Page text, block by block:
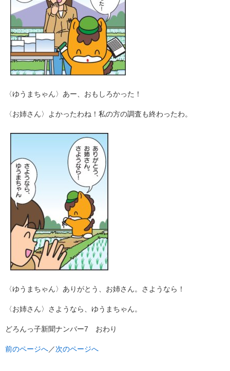
〈ゆうまちゃん〉あー、おもしろかった！
〈お姉さん〉よかったわね！私の方の調査も終わったわ。
〈ゆうまちゃん〉ありがとう、お姉さん。さようなら！
〈お姉さん〉さようなら、ゆうまちゃん。
どろんっ子新聞ナンバー7 おわり
前のページへ／次のページへ